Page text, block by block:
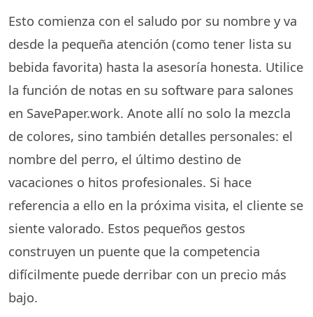
Esto comienza con el saludo por su nombre y va
desde la pequeña atención (como tener lista su
bebida favorita) hasta la asesoría honesta. Utilice
la función de notas en su software para salones
en SavePaper.work. Anote allí no solo la mezcla
de colores, sino también detalles personales: el
nombre del perro, el último destino de
vacaciones o hitos profesionales. Si hace
referencia a ello en la próxima visita, el cliente se
siente valorado. Estos pequeños gestos
construyen un puente que la competencia
difícilmente puede derribar con un precio más
bajo.